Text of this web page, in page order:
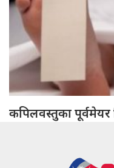
कपिलवस्तुका